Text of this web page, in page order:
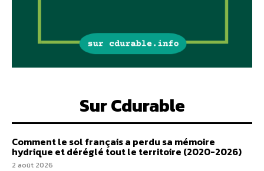
Sur Cdurable
Comment le sol français a perdu sa mémoire
hydrique et déréglé tout le territoire (2020-2026)
2 août 2026